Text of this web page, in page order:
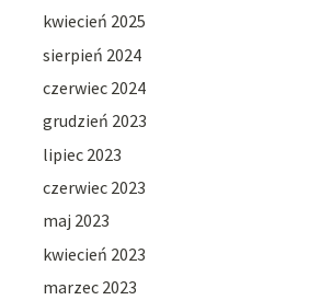
kwiecień 2025
sierpień 2024
czerwiec 2024
grudzień 2023
lipiec 2023
czerwiec 2023
maj 2023
kwiecień 2023
marzec 2023